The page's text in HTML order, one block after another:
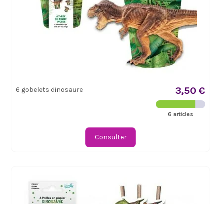
6 gobelets dinosaure 3,50 €
6 articles
Consulter